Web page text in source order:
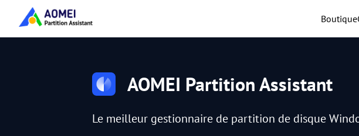
Boutique
AOMEI Partition Assistant
Le meilleur gestionnaire de partition de disque